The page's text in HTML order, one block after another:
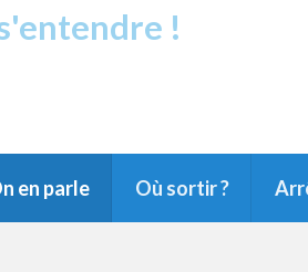
!
en parle Où sortir ?